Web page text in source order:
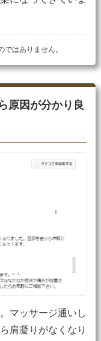
はありません。
原因が分かり良
マッサージ通いし
肩凝りがなくなり